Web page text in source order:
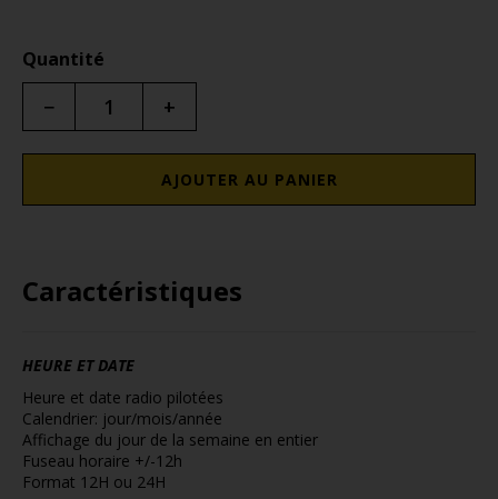
Quantité
− +
AJOUTER AU PANIER
Caractéristiques
HEURE ET DATE
Heure et date radio pilotées
Calendrier: jour/mois/année
Affichage du jour de la semaine en entier
Fuseau horaire +/-12h
Format 12H ou 24H